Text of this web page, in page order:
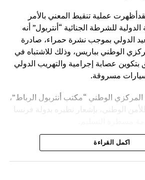
عملية تنقيط المعني بالأمر
للشرطة الجنائية “أنتربول” أنه
الدولي بموجب نشرة حمراء، صادرة
الوطني بباريس، وذلك للاشتباه في
عصابة إجرامية والتهريب الدولي
مسروقة.
الوطني “مكتب أنتربول الرباط”،
للأمن الوطني، بإشعار نظيره بدولة فرنسا
في سياق التزام المصالح الأمنية
اكمل القراءة